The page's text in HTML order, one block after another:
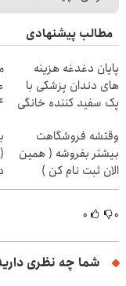
مطالب پیشنهادی
پایان دغدغه هزینه
های دندان پزشکی با
پک سفید کننده خانگی
وقتشه فروشگاهت
بیشتر بفروشه ( همین
الان ثبت نام کن )
۰ ۰
شما چه نظری